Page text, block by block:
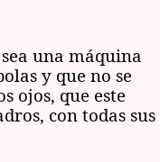
una máquina
y que no se
ojos, que este
con todas sus